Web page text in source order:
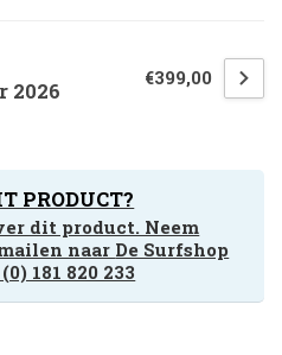
2026
€399,00
PRODUCT?
dit product. Neem
naar De Surfshop
181 820 233